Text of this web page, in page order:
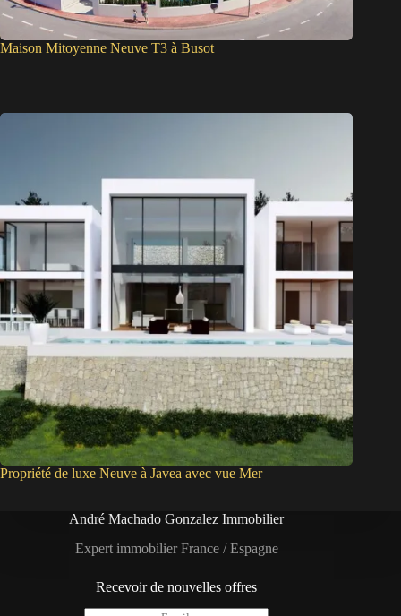
Maison Mitoyenne Neuve T3 à Busot
Propriété de luxe Neuve à Javea avec vue Mer
André Machado Gonzalez Immobilier
Expert immobilier France / Espagne
Recevoir de nouvelles offres